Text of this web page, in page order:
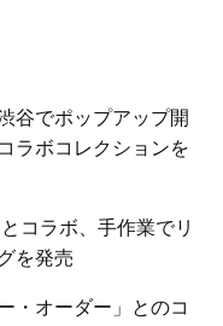
谷でポップアップ開
ラボコレクションを
コラボ、手作業でリ
を発売
・オーダー」とのコ